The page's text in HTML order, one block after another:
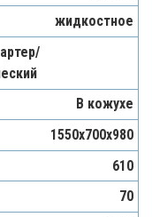
жидкостное
В кожухе
1550x700x980
610
70